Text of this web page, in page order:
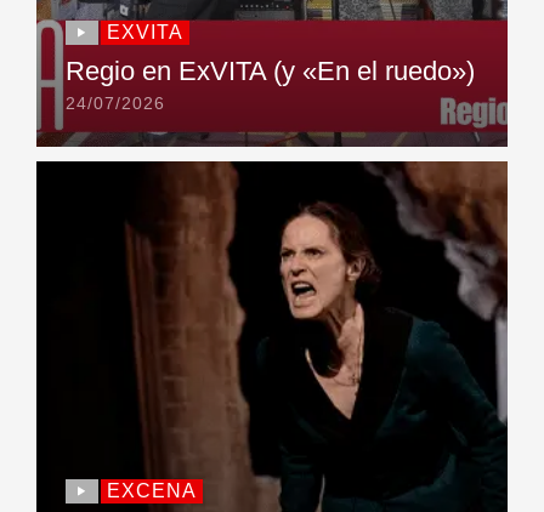
EXVITA
Regio en ExVITA (y «En el ruedo»)
24/07/2026
EXCENA